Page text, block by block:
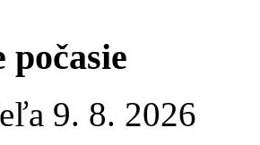
9. 8. 2026